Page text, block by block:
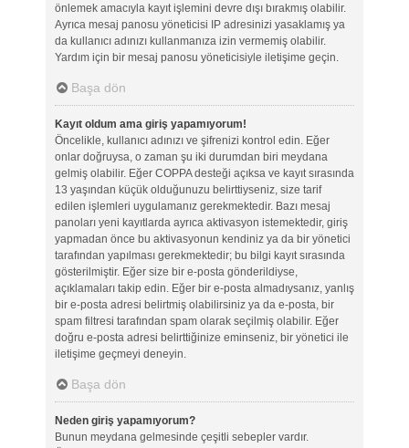
önlemek amacıyla kayıt işlemini devre dışı bırakmış olabilir.
Ayrıca mesaj panosu yöneticisi IP adresinizi yasaklamış ya
da kullanıcı adınızı kullanmanıza izin vermemiş olabilir.
Yardım için bir mesaj panosu yöneticisiyle iletişime geçin.
Başa dön
Kayıt oldum ama giriş yapamıyorum!
Öncelikle, kullanıcı adınızı ve şifrenizi kontrol edin. Eğer
onlar doğruysa, o zaman şu iki durumdan biri meydana
gelmiş olabilir. Eğer COPPA desteği açıksa ve kayıt sırasında
13 yaşından küçük olduğunuzu belirttiyseniz, size tarif
edilen işlemleri uygulamanız gerekmektedir. Bazı mesaj
panoları yeni kayıtlarda ayrıca aktivasyon istemektedir, giriş
yapmadan önce bu aktivasyonun kendiniz ya da bir yönetici
tarafından yapılması gerekmektedir; bu bilgi kayıt sırasında
gösterilmiştir. Eğer size bir e-posta gönderildiyse,
açıklamaları takip edin. Eğer bir e-posta almadıysanız, yanlış
bir e-posta adresi belirtmiş olabilirsiniz ya da e-posta, bir
spam filtresi tarafından spam olarak seçilmiş olabilir. Eğer
doğru e-posta adresi belirttiğinize eminseniz, bir yönetici ile
iletişime geçmeyi deneyin.
Başa dön
Neden giriş yapamıyorum?
Bunun meydana gelmesinde çeşitli sebepler vardır.